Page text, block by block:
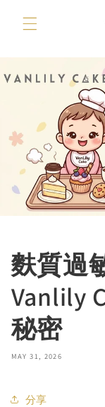
content
麩質過
Vanlily
秘密
MAY 31, 2026
分享